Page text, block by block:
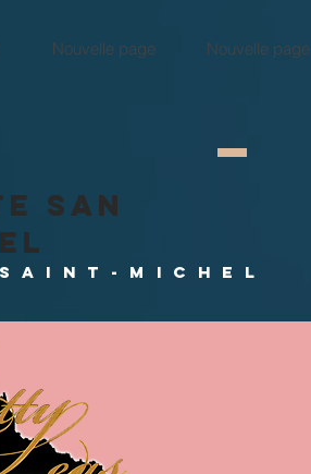
Nouvelle page Nouvelle page
San
MICHEL